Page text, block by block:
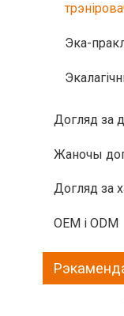
Эка-
Догляд за
Жаночы
Догляд за
OEM і ODM